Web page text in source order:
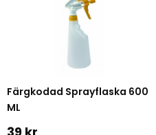
Färgkodad Sprayflaska 600
ML